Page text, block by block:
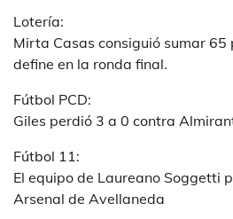
Lotería:
Mirta Casas consiguió sumar 65
define en la ronda final.
Fútbol PCD:
Giles perdió 3 a 0 contra
Fútbol 11:
El equipo de Laureano Soggetti
Arsenal de Avellaneda